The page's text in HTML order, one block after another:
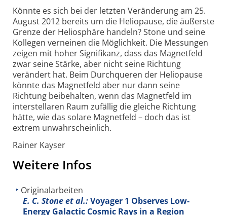
Könnte es sich bei der letzten Veränderung am 25.
August 2012 bereits um die Heliopause, die äußerste
Grenze der Heliosphäre handeln? Stone und seine
Kollegen verneinen die Möglichkeit. Die Messungen
zeigen mit hoher Signifikanz, dass das Magnetfeld
zwar seine Stärke, aber nicht seine Richtung
verändert hat. Beim Durchqueren der Heliopause
könnte das Magnetfeld aber nur dann seine
Richtung beibehalten, wenn das Magnetfeld im
interstellaren Raum zufällig die gleiche Richtung
hätte, wie das solare Magnetfeld – doch das ist
extrem unwahrscheinlich.
Rainer Kayser
Weitere Infos
Originalarbeiten
E. C. Stone et al.:Voyager 1 Observes Low-
Energy Galactic Cosmic Rays in a Region